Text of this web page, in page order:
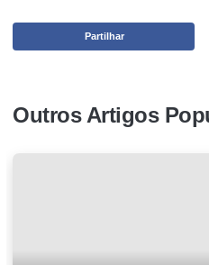
Partilhar
Outros Artigos